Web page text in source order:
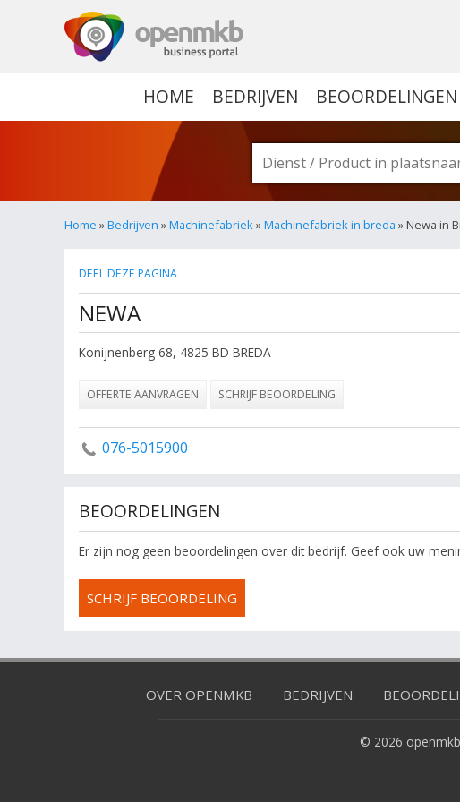
HOME BEDRIJVEN BEOORDELINGEN
Home »Bedrijven »Machinefabriek»Machinefabriek in breda » Newa in
DEEL DEZE PAGINA
NEWA
Konijnenberg 68, 4825 BD BREDA
OFFERTE AANVRAGEN SCHRIJF BEOORDELING
076-5015900
BEOORDELINGEN
Er zijn nog geen beoordelingen over dit bedrijf. Geef ook uw
SCHRIJF BEOORDELING
OVER OPENMKB BEDRIJVEN
© 2026